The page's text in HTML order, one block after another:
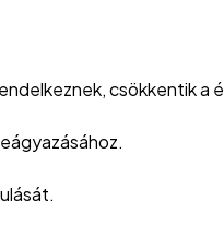
csökkentik a